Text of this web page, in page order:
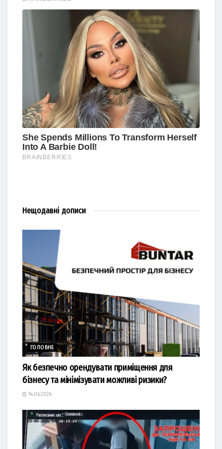
Нещодавні дописи
ГОЛОВНЕ
Як безпечно орендувати приміщення для
бізнесу та мінімізувати можливі ризики?
14.06.2026